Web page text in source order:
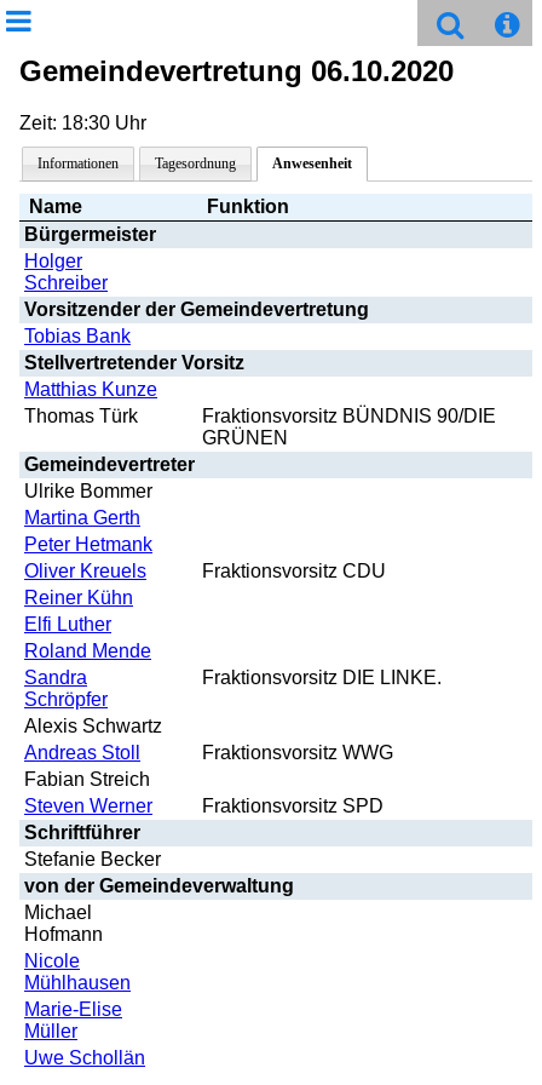
Gemeindevertretung 06.10.2020
Zeit: 18:30 Uhr
Informationen Tagesordnung Anwesenheit
Name
Funktion
Bürgermeister
Holger
Schreiber
Vorsitzender der Gemeindevertretung
Tobias Bank
Stellvertretender Vorsitz
Matthias Kunze
Thomas Türk
Fraktionsvorsitz BÜNDNIS 90/DIE
GRÜNEN
Gemeindevertreter
Ulrike Bommer
Martina Gerth
Peter Hetmank
Oliver Kreuels
Fraktionsvorsitz CDU
Reiner Kühn
Elfi Luther
Roland Mende
Sandra
Schröpfer
Fraktionsvorsitz DIE LINKE.
Alexis Schwartz
Andreas Stoll
Fraktionsvorsitz WWG
Fabian Streich
Steven Werner
Fraktionsvorsitz SPD
Schriftführer
Stefanie Becker
von der Gemeindeverwaltung
Michael
Hofmann
Nicole
Mühlhausen
Marie-Elise
Müller
Uwe Schollän